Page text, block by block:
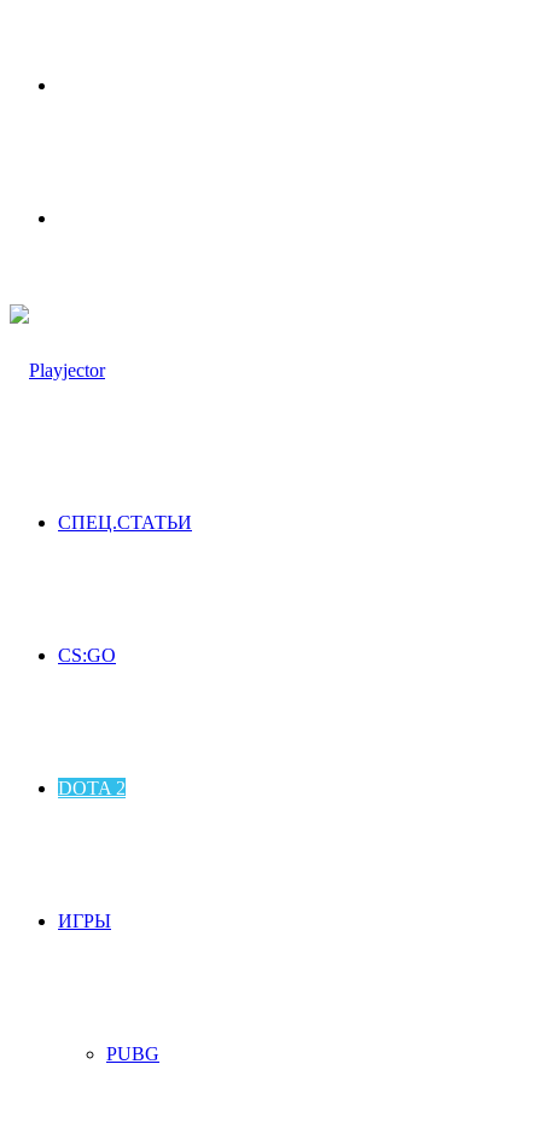
СПЕЦ.СТАТЬИ
CS:GO
DOTA 2
ИГРЫ
PUBG